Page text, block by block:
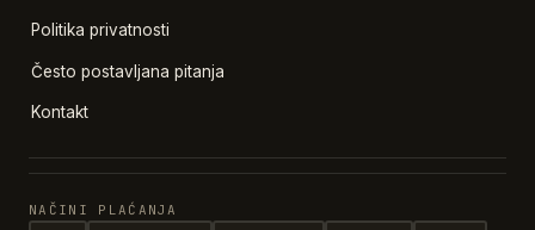
Politika privatnosti
Često postavljana pitanja
Kontakt
NAČINI PLAĆANJA